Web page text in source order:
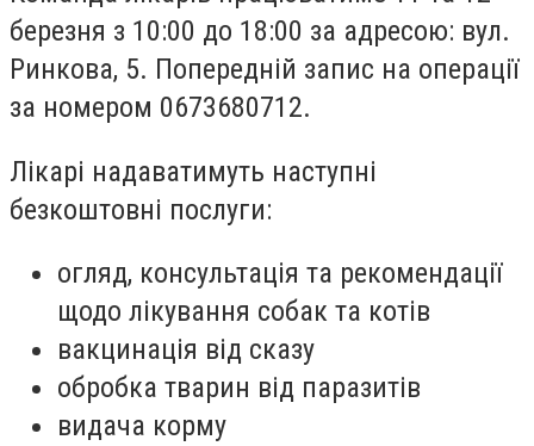
березня з 10:00 до 18:00 за адресою: вул.
Ринкова, 5. Попередній запис на операції
за номером 0673680712.
Лікарі надаватимуть наступні
безкоштовні послуги:
огляд, консультація та рекомендації
щодо лікування собак та котів
вакцинація від сказу
обробка тварин від паразитів
видача корму